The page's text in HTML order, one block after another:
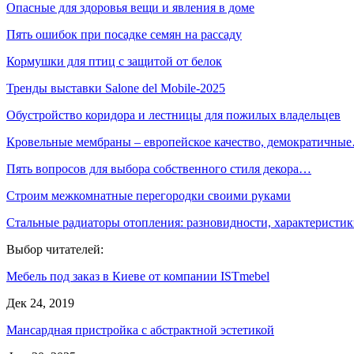
Опасные для здоровья вещи и явления в доме
Пять ошибок при посадке семян на рассаду
Кормушки для птиц с защитой от белок
Тренды выставки Salone del Mobile-2025
Обустройство коридора и лестницы для пожилых владельцев
Кровельные мембраны – европейское качество,
Пять вопросов для выбора собственного стиля декора…
Строим межкомнатные перегородки своими руками
Стальные радиаторы отопления: разновидности,
Выбор читателей:
Мебель под заказ в Киеве от компании ISTmebel
Дек 24, 2019
Мансардная пристройка с абстрактной эстетикой